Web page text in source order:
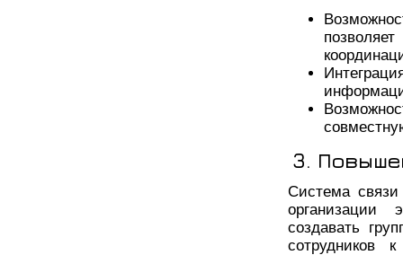
3.
Система
организации
создавать
сотрудников